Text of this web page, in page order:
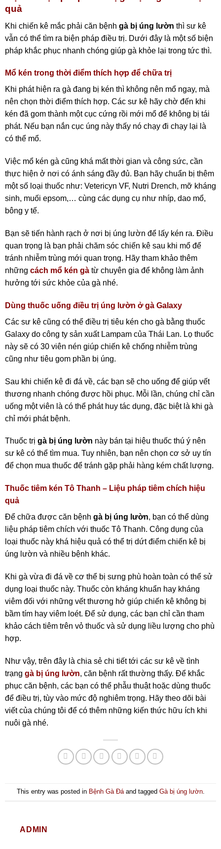
quả
Khi chiến kê mắc phải căn bệnh gà bị úng lườn thì sư kê
vẫn có thể tìm ra biện pháp điều trị. Dưới đây là một số biện
pháp khắc phục nhanh chóng giúp gà khỏe lại trong tức thì.
Mổ kén trong thời điểm thích hợp để chữa trị
Khi phát hiện ra gà đang bị kén thì không nên mổ ngay, mà
nên chọn thời điểm thích hợp. Các sư kê hãy chờ đến khi
kén đã gom thành một cục cứng rồi mới mổ để không bị tái
phát. Nếu bạn nắn cục úng này thấy nó chạy đi chạy lại là
có thể mổ.
Việc mổ kén gà cũng khá mất thời gian và công sức, cần
thực hiện ở nơi có ánh sáng đầy đủ. Bạn hãy chuẩn bị thêm
một số loại thuốc như: Vetericyn VF, Nutri Drench, mỡ kháng
sinh, muối epsom,… cùng các dụng cụ như nhíp, dao mổ,
bông y tế.
Bạn sẽ tiến hành rạch ở nơi bị úng lườn để lấy kén ra. Điều
quan trọng là bạn phải chăm sóc chiến kê sau khi mổ để
tránh nhiễm trùng mới quan trọng. Hãy tham khảo thêm
những cách mổ kén gà từ chuyên gia để không làm ảnh
hưởng tới sức khỏe của gà nhé.
Dùng thuốc uống điều trị úng lườn ở gà Galaxy
Các sư kê cũng có thể điều trị tiêu kén cho gà bằng thuốc
Galaxy do công ty sản xuất Lampam của Thái Lan. Lọ thuốc
này sẽ có 30 viên nén giúp chiến kê chống nhiễm trùng
cũng như tiêu gom phần bị úng.
Sau khi chiến kê đi đá về, các bạn sẽ cho uống để giúp vết
thương nhanh chóng được hồi phục. Mỗi lần, chúng chỉ cần
uống một viên là có thể phát huy tác dụng, đặc biệt là khi gà
chỉ mới phát bệnh.
Thuốc trị gà bị úng lườn này bán tại hiệu thuốc thú ý nên
sư kê có thể tìm mua. Tuy nhiên, bạn nên chọn cơ sở uy tín
để chọn mua thuốc để tránh gặp phải hàng kém chất lượng.
Thuốc tiêm kén Tô Thanh – Liệu pháp tiêm chích hiệu
quả
Để chữa được căn bệnh gà bị úng lườn, bạn có thể dùng
liệu pháp tiêm chích với thuốc Tô Thanh. Công dụng của
loại thuốc này khá hiệu quả có thể trị dứt điểm chiến kê bị
úng lườn và nhiều bệnh khác.
Khi gà vừa đi đá về cơ thể bị sưng phù hoàn toàn có thể sử
dụng loại thuốc này. Thuốc còn kháng khuẩn hay kháng
viêm đối với những vết thương hở giúp chiến kê không bị
bầm tím hay viêm loét. Để sử dụng, các bạn chỉ cần tham
khảo cách tiêm trên vỏ thuốc và sử dụng liều lượng cho phù
hợp.
Như vậy, trên đây là chia sẻ chi tiết tới các sư kê về tình
trạng gà bị úng lườn, căn bệnh rất thường thấy. Để khắc
phục căn bệnh, các bạn có thể phẫu thuật hoặc dùng thuốc
để điều trị, tùy vào mức độ nghiêm trọng. Hãy theo dõi bài
viết của chúng tôi để có thêm những kiến thức hữu ích khi
nuôi gà nhé.
This entry was posted in Bệnh Gà Đáand tagged Gà bị úng lườn.
ADMIN